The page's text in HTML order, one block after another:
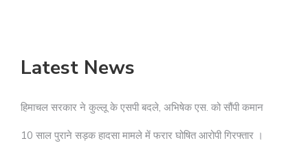
Latest News
हिमाचल सरकार ने कुल्लू के एसपी बदले, अभिषेक एस. को सौंपी कमान
10 साल पुराने सड़क हादसा मामले में फरार घोषित आरोपी गिरफ्तार ।